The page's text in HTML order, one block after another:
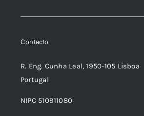
originalatual
Contacto
R. Eng. Cunha Leal, 1950-105 Lisboa
Portugal
NIPC 510911080